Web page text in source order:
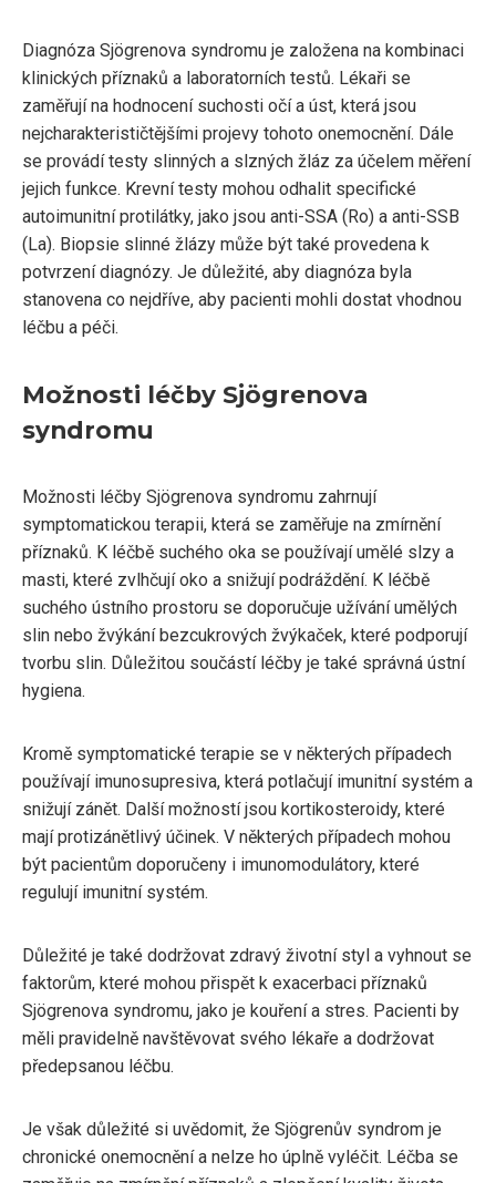
Diagnóza Sjögrenova syndromu je založena na kombinaci
klinických příznaků a laboratorních testů. Lékaři se
zaměřují na hodnocení suchosti očí a úst, která jsou
nejcharakterističtějšími projevy tohoto onemocnění. Dále
se provádí testy slinných a slzných žláz za účelem měření
jejich funkce. Krevní testy mohou odhalit specifické
autoimunitní protilátky, jako jsou anti-SSA (Ro) a anti-SSB
(La). Biopsie slinné žlázy může být také provedena k
potvrzení diagnózy. Je důležité, aby diagnóza byla
stanovena co nejdříve, aby pacienti mohli dostat vhodnou
léčbu a péči.
Možnosti léčby Sjögrenova
syndromu
Možnosti léčby Sjögrenova syndromu zahrnují
symptomatickou terapii, která se zaměřuje na zmírnění
příznaků. K léčbě suchého oka se používají umělé slzy a
masti, které zvlhčují oko a snižují podráždění. K léčbě
suchého ústního prostoru se doporučuje užívání umělých
slin nebo žvýkání bezcukrových žvýkaček, které podporují
tvorbu slin. Důležitou součástí léčby je také správná ústní
hygiena.
Kromě symptomatické terapie se v některých případech
používají imunosupresiva, která potlačují imunitní systém a
snižují zánět. Další možností jsou kortikosteroidy, které
mají protizánětlivý účinek. V některých případech mohou
být pacientům doporučeny i imunomodulátory, které
regulují imunitní systém.
Důležité je také dodržovat zdravý životní styl a vyhnout se
faktorům, které mohou přispět k exacerbaci příznaků
Sjögrenova syndromu, jako je kouření a stres. Pacienti by
měli pravidelně navštěvovat svého lékaře a dodržovat
předepsanou léčbu.
Je však důležité si uvědomit, že Sjögrenův syndrom je
chronické onemocnění a nelze ho úplně vyléčit. Léčba se